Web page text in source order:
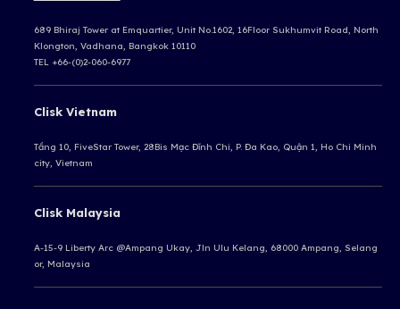
689 Bhiraj Tower at Emquartier, Unit No.1602, 16Floor Sukhumvit Road, North
Klongton, Vadhana, Bangkok 10110
TEL +66-(0)2-060-6977
Clisk Vietnam
Tầng 10, FiveStar Tower, 28Bis Mạc Đĩnh Chi, P. Đa Kao, Quận 1, Ho Chi Minh
city, Vietnam
Clisk Malaysia
A-15-9 Liberty Arc @Ampang Ukay, Jln Ulu Kelang, 68000 Ampang,
Selang
or, Malaysia